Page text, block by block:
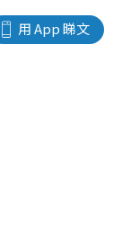
用 App 睇文